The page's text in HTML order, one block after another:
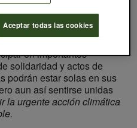
19 ha alterado la vida
del Día de la Tierra.
en importantes
solidaridad y actos de
podrán estar solas en sus
aun así sentirse unidas
la urgente acción climática
Aceptar todas las cookies